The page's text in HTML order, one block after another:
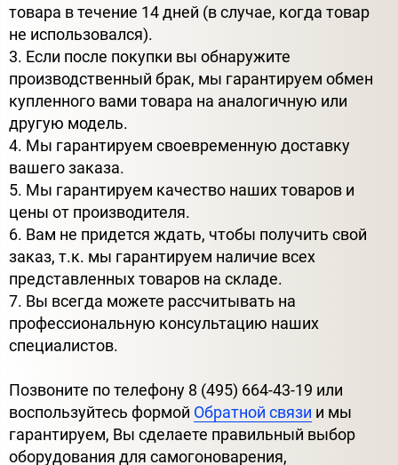
товара в течение 14 дней (в случае, когда товар
не использовался).
3. Если после покупки вы обнаружите
производственный брак, мы гарантируем обмен
купленного вами товара на аналогичную или
другую модель.
4. Мы гарантируем своевременную доставку
вашего заказа.
5. Мы гарантируем качество наших товаров и
цены от производителя.
6. Вам не придется ждать, чтобы получить свой
заказ, т.к. мы гарантируем наличие всех
представленных товаров на складе.
7. Вы всегда можете рассчитывать на
профессиональную консультацию наших
специалистов.
Позвоните по телефону 8 (495) 664-43-19 или
воспользуйтесь формой Обратной связи и мы
гарантируем, Вы сделаете правильный выбор
оборудования для самогоноварения,